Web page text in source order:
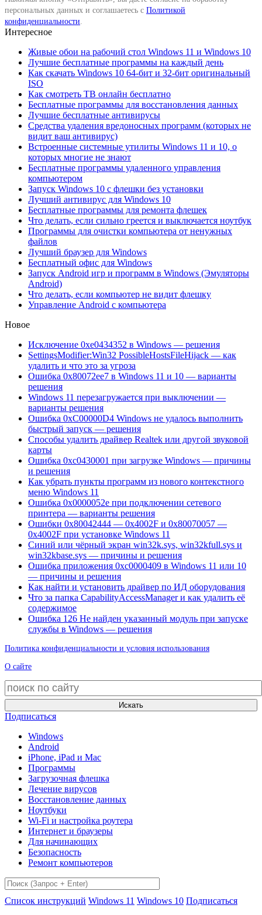
персональных данных и соглашаетесь с Политикой
конфиденциальности.
Интересное
Живые обои на рабочий стол Windows 11 и Windows 10
Лучшие бесплатные программы на каждый день
Как скачать Windows 10 64-бит и 32-бит оригинальный
ISO
Как смотреть ТВ онлайн бесплатно
Бесплатные программы для восстановления данных
Лучшие бесплатные антивирусы
Средства удаления вредоносных программ (которых не
видит ваш антивирус)
Встроенные системные утилиты Windows 11 и 10, о
которых многие не знают
Бесплатные программы удаленного управления
компьютером
Запуск Windows 10 с флешки без установки
Лучший антивирус для Windows 10
Бесплатные программы для ремонта флешек
Что делать, если сильно греется и выключается ноутбук
Программы для очистки компьютера от ненужных
файлов
Лучший браузер для Windows
Бесплатный офис для Windows
Запуск Android игр и программ в Windows (Эмуляторы
Android)
Что делать, если компьютер не видит флешку
Управление Android с компьютера
Новое
Исключение 0xe0434352 в Windows — решения
SettingsModifier:Win32 PossibleHostsFileHijack — как
удалить и что это за угроза
Ошибка 0x80072ee7 в Windows 11 и 10 — варианты
решения
Windows 11 перезагружается при выключении —
варианты решения
Ошибка 0xC00000D4 Windows не удалось выполнить
быстрый запуск — решения
Способы удалить драйвер Realtek или другой звуковой
карты
Ошибка 0xc0430001 при загрузке Windows — причины
и решения
Как убрать пункты программ из нового контекстного
меню Windows 11
Ошибка 0x0000052e при подключении сетевого
принтера — варианты решения
Ошибки 0x80042444 — 0x4002F и 0x80070057 —
0x4002F при установке Windows 11
Синий или чёрный экран win32k.sys, win32kfull.sys и
win32kbase.sys — причины и решения
Ошибка приложения 0xc0000409 в Windows 11 или 10
— причины и решения
Как найти и установить драйвер по ИД оборудования
Что за папка CapabilityAccessManager и как удалить её
содержимое
Ошибка 126 Не найден указанный модуль при запуске
службы в Windows — решения
Политика конфиденциальности и условия использования
О сайте
Искать
Подписаться
Windows
Android
iPhone, iPad и Mac
Программы
Загрузочная флешка
Лечение вирусов
Восстановление данных
Ноутбуки
Wi-Fi и настройка роутера
Интернет и браузеры
Для начинающих
Безопасность
Ремонт компьютеров
Список инструкций Windows 11 Windows 10 Подписаться